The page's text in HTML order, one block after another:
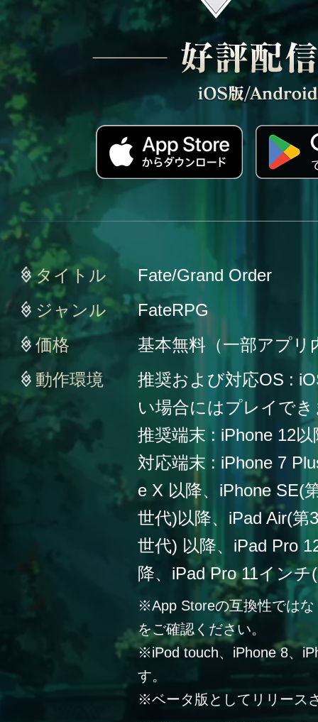
タイトル
Fate/Grand Order
ジャンル
FateRPG
価格
基本無料（一部アプリ
動作環境
推奨および対応OS :
い場合にはプレイで
推奨端末 : iPhone 12以
対応端末 : iPhone 7
e X 以降、iPhone SE(
世代)以降、iPad Air(第
世代) 以降、iPad Pro
降、iPad Pro 11イン
※App Storeの互換性では
をご確認ください。
※iPod touch、iPhone 8、
す。
※ベータ版としてリリース